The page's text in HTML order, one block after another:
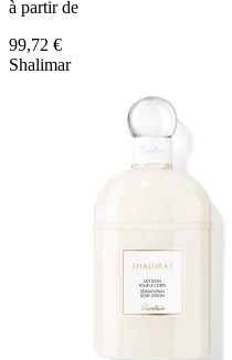
à partir de
99,72 €
Shalimar